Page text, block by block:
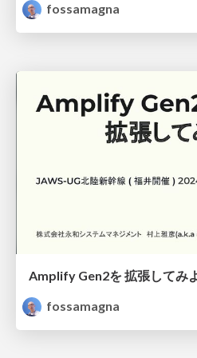
fossamagna
fossamagna